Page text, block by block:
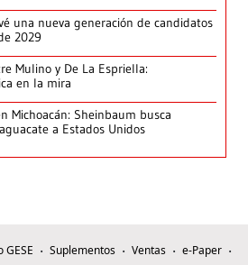
una nueva generación de candidatos
2029
Mulino y De La Espriella:
en la mira
Michoacán: Sheinbaum busca
a Estados Unidos
GESE Suplementos Ventas
e-Paper